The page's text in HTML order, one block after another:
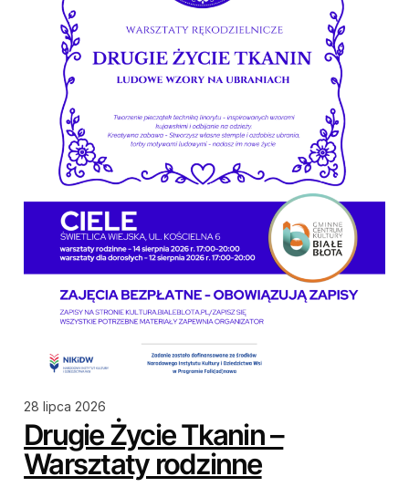
28 lipca 2026
Drugie Życie Tkanin –
Warsztaty rodzinne